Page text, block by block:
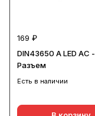
169 ₽
DIN43650 A LED AC -
Разъем
Есть в наличии